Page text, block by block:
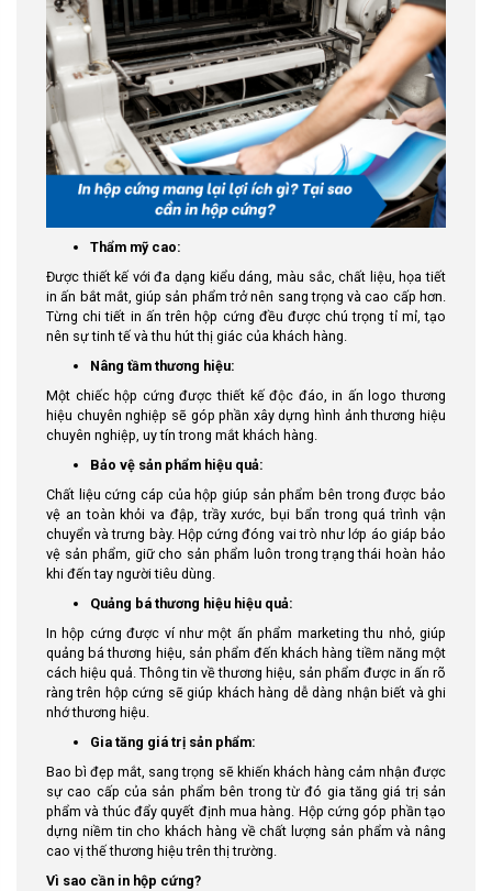
Thẩm mỹ cao:
Được thiết kế với đa dạng kiểu dáng, màu sắc, chất liệu, họa tiết
in ấn bắt mắt, giúp sản phẩm trở nên sang trọng và cao cấp hơn.
Từng chi tiết in ấn trên hộp cứng đều được chú trọng tỉ mỉ, tạo
nên sự tinh tế và thu hút thị giác của khách hàng.
Nâng tầm thương hiệu:
Một chiếc hộp cứng được thiết kế độc đáo, in ấn logo thương
hiệu chuyên nghiệp sẽ góp phần xây dựng hình ảnh thương hiệu
chuyên nghiệp, uy tín trong mắt khách hàng.
Bảo vệ sản phẩm hiệu quả:
Chất liệu cứng cáp của hộp giúp sản phẩm bên trong được bảo
vệ an toàn khỏi va đập, trầy xước, bụi bẩn trong quá trình vận
chuyển và trưng bày. Hộp cứng đóng vai trò như lớp áo giáp bảo
vệ sản phẩm, giữ cho sản phẩm luôn trong trạng thái hoàn hảo
khi đến tay người tiêu dùng.
Quảng bá thương hiệu hiệu quả:
In hộp cứng được ví như một ấn phẩm marketing thu nhỏ, giúp
quảng bá thương hiệu, sản phẩm đến khách hàng tiềm năng một
cách hiệu quả. Thông tin về thương hiệu, sản phẩm được in ấn rõ
ràng trên hộp cứng sẽ giúp khách hàng dễ dàng nhận biết và ghi
nhớ thương hiệu.
Gia tăng giá trị sản phẩm:
Bao bì đẹp mắt, sang trọng sẽ khiến khách hàng cảm nhận được
sự cao cấp của sản phẩm bên trong từ đó gia tăng giá trị sản
phẩm và thúc đẩy quyết định mua hàng. Hộp cứng góp phần tạo
dựng niềm tin cho khách hàng về chất lượng sản phẩm và nâng
cao vị thế thương hiệu trên thị trường.
Vì sao cần in hộp cứng?